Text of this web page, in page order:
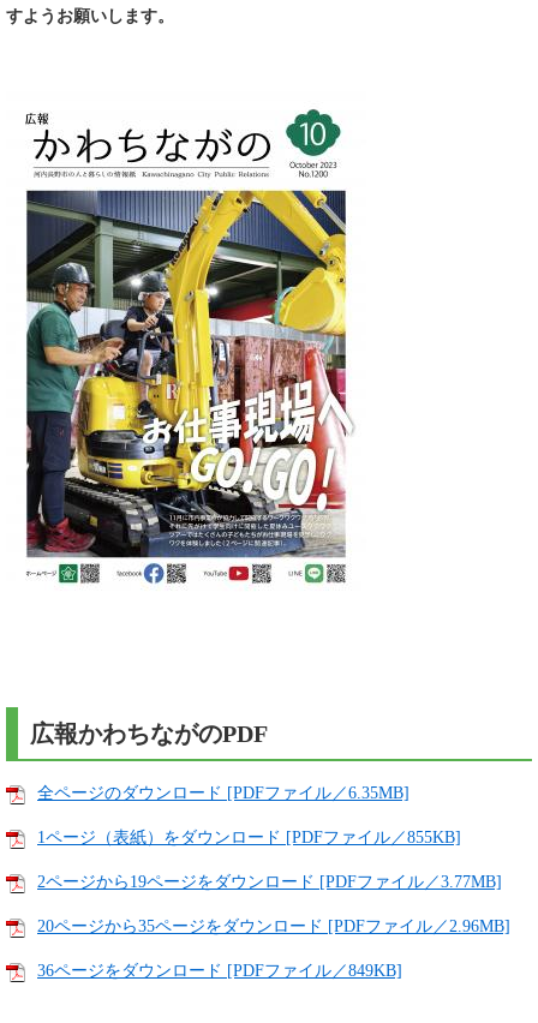
すようお願いします。
広報かわちながのPDF
全ページのダウンロード [PDFファイル／6.35MB]
1ページ（表紙）をダウンロード [PDFファイル／855KB]
2ページから19ページをダウンロード [PDFファイル／3.77MB]
20ページから35ページをダウンロード [PDFファイル／2.96MB]
36ページをダウンロード [PDFファイル／849KB]